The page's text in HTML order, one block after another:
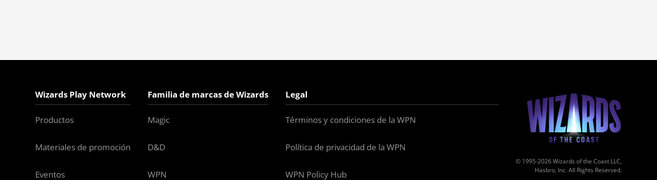
Wizards Play Network
Productos
Materiales de promoción
Eventos
Familia de marcas de Wizards
Magic
D&D
WPN
Legal
Términos y condiciones de la WPN
Política de privacidad de la WPN
WPN Policy Hub
© 1995-2026 Wizards of the Coast LLC,
Hasbro, Inc. All Rights Reserved.